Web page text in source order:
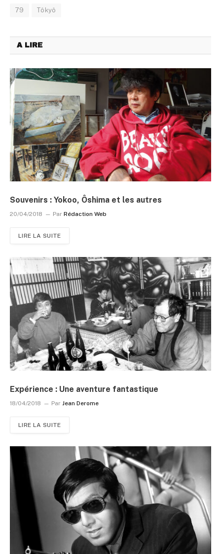
79 Tôkyô
A LIRE
Souvenirs : Yokoo, Ôshima et les autres
20/04/2018 Par Rédaction Web
LIRE LA SUITE
Expérience : Une aventure fantastique
18/04/2018 Par Jean Derome
LIRE LA SUITE